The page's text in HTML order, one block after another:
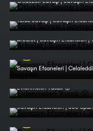
Talas Savaşı | Savaşın
Arbalet | Savaşın Efsaneleri |
Savaşın Efsaneleri |
Evlenmeleri Yasak 😮
Savaşın Efsaneleri | 300